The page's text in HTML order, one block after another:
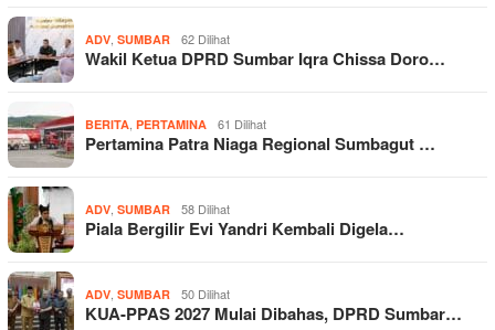
ADV, SUMBAR 62 Dilihat
Wakil Ketua DPRD Sumbar Iqra Chissa Doro…
BERITA, PERTAMINA 61 Dilihat
Pertamina Patra Niaga Regional Sumbagut …
ADV, SUMBAR 58 Dilihat
Piala Bergilir Evi Yandri Kembali Digela…
ADV, SUMBAR 50 Dilihat
KUA-PPAS 2027 Mulai Dibahas, DPRD Sumbar…